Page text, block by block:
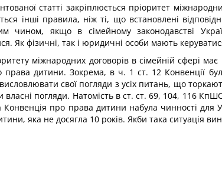
статті закріплюється пріоритет
інші правила, ніж ті, що встановлені
чином, якщо в сімейному законодавстві
Як фізичні, так і юридичні особи мають
міжнародних договорів в сімейній сфері
права дитини. Зокрема, в ч. 1 ст. 12 Конвенції
свої погляди з усіх питань, що
погляди. Натомість в ст. ст. 69, 104, 116
Конвенція про права дитини набула чинності
яка не досягла 10 років. Якби така ситуація